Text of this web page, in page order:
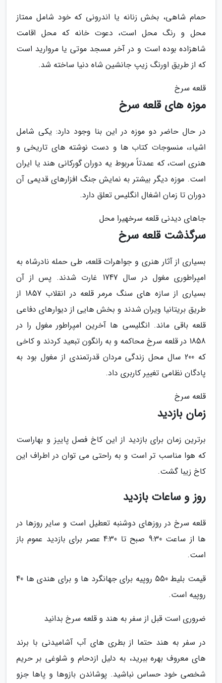
حمام شاهی، بخش زنانه یا اندرونی که خود شامل ممتاز
محل و رنگ محل است، دعوت خانه که محل اقامت
شاهزاده بوده است و در آخر مسجد موتی یا مروارید است
که از طریق اورنگ زیپ جانشین شاه دنیا ساخته شد.
قلعه سرخ
موزه های قلعه سرخ
در حال حاضر دو موزه در این بنا وجود دارد: یکی شامل
اشیاء، منسوجات کتاب ها و دست نوشته های تاریخی و
هنری است، که عمدتاً مربوط یه دوران گورکانی هند یا ایران
است. موزه دیگر بیشتر به نمایش جنگ افزارهای قدیمی آن
دوران تا زمان اشغال انگلیس تعلق دارد.
جاهای دیدنی قلعه سرخهیرا محل
سرگذشت قلعه سرخ
بسیاری از آثار هنری و جواهرات قلعه، طی حمله نادرشاه به
امپراطوری مغول در سال 1747 غارت شدند. پس از آن
بسیاری از سازه های سنگ مرمر قلعه در انقلاب 1857 از
طریق بریتانیا ویران شدند و بخش هایی از دیوارهای دفاعی
قلعه باقی ماند. انگلیسی ها آخرین امپراطور مغول را در
1858 در قلعه سرخ محاکمه و به رانگون تبعید کردند و کاخی
که 200 سال محل زندگی مردان قدرتمندی از مغول بود به
پادگان نظامی تغییر کاربری داد.
قلعه سرخ
زمان بازدید
برترین زمان برای بازدید از این کاخ فصل پاییز و بهاراست
که هوا مناسب تر است و به راحتی می توان در اطراف این
کاخ زیبا گشت.
روز و ساعات بازدید
قلعه سرخ در روزهای دوشنبه تعطیل است و سایر روزها در
ها از ساعت 9:30 صبح تا 4:30 عصر برای بازدید عموم باز
است.
قیمت بلیط 550 روپیه برای جهانگرد ها و برای هندی ها 40
روپیه است.
ضروری است قبل از سفر به هند و قلعه سرخ بدانید
در سفر به هند حتما از بطری های آب آشامیدنی با برند
های معروف بهره ببرید، به دلیل ازدحام و شلوغی بر حریم
شخصی خود حساس نباشید. پوشاندن بازوها و پاها جزو